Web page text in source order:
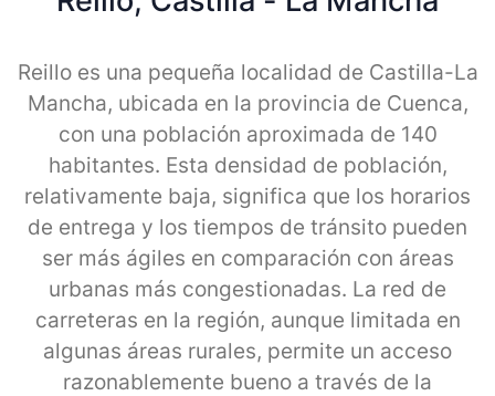
Reillo es una pequeña localidad de Castilla-La
Mancha, ubicada en la provincia de Cuenca,
con una población aproximada de 140
habitantes. Esta densidad de población,
relativamente baja, significa que los horarios
de entrega y los tiempos de tránsito pueden
ser más ágiles en comparación con áreas
urbanas más congestionadas. La red de
carreteras en la región, aunque limitada en
algunas áreas rurales, permite un acceso
razonablemente bueno a través de la